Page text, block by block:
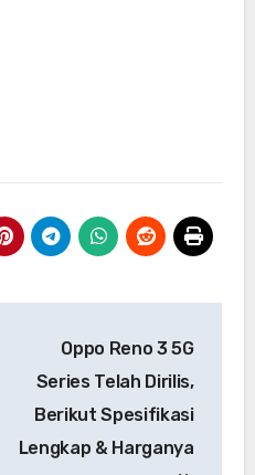
Oppo Reno 3 5G
Series Telah Dirilis,
Berikut Spesifikasi
Lengkap & Harganya